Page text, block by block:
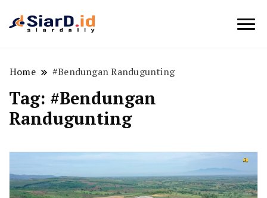
Home #Bendungan Randugunting
Tag: #Bendungan
Randugunting